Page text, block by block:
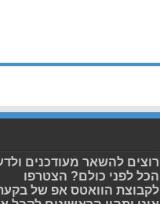
רוצים להשאר מעודכנים
הכל לפני כולם? הצטרפו
לקבוצת הוואטס אפ של